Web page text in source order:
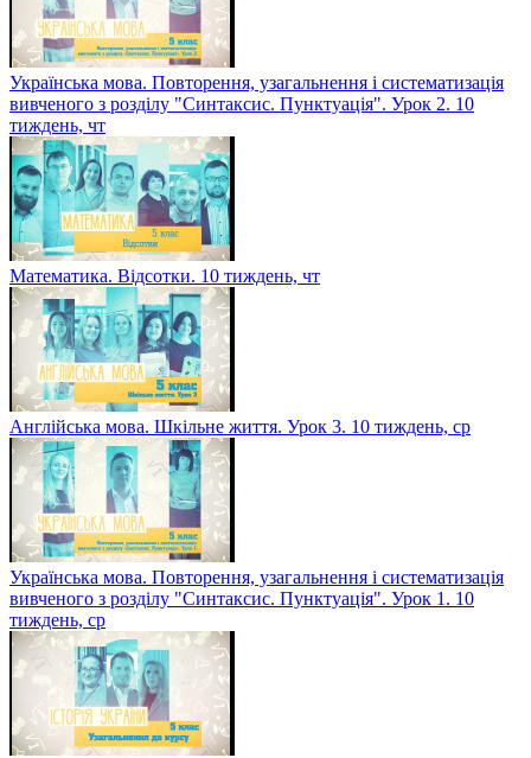
Українська мова. Повторення, узагальнення і систематизація
вивченого з розділу "Синтаксис. Пунктуація". Урок 2. 10
тиждень, чт
Математика. Відсотки. 10 тиждень, чт
Англійська мова. Шкільне життя. Урок 3. 10 тиждень, ср
Українська мова. Повторення, узагальнення і систематизація
вивченого з розділу "Синтаксис. Пунктуація". Урок 1. 10
тиждень, ср